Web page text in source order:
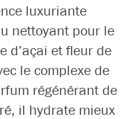
luxuriante
nettoyant pour le
d’açai et fleur de
le complexe de
régénérant de
il hydrate mieux